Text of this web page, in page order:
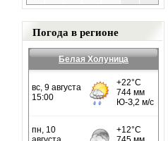
Погода в регионе
Белая Холуница